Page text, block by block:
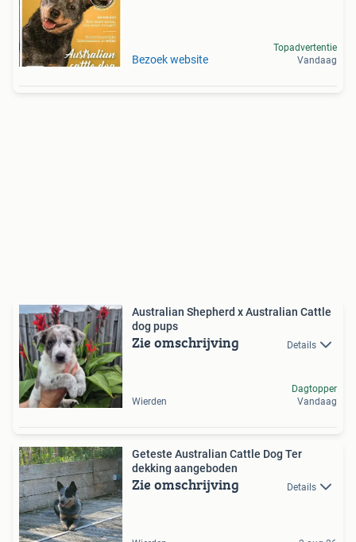
Bezoek website
Topadvertentie
Vandaag
Australian Shepherd x Australian Cattle
dog pups
Zie omschrijving Details
Wierden
Dagtopper
Vandaag
Geteste Australian Cattle Dog Ter
dekking aangeboden
Zie omschrijving Details